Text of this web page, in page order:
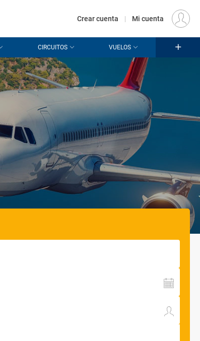
EUR
Crear cuenta | Mi cuenta
CIRCUITOS VUELOS